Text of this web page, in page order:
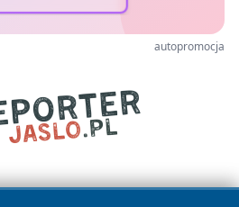
autopromocja